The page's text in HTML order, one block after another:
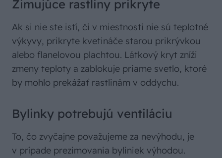
Zimujúce rastliny prikryte
Ak si nie ste istí, či v miestnosti nie sú teplotné
výkyvy, prikryte kvetináče starou prikrývkou
alebo flanelovou plachtou. Látkový kryt zníži
zmeny teploty a zablokuje priame svetlo, ktoré
by mohlo prekážať rastlinám v oddychu.
Bylinky potrebujú ventiláciu
To, čo zvyčajne považujeme za nevýhodu, je
v prípade prezimovania byliniek výhodou.